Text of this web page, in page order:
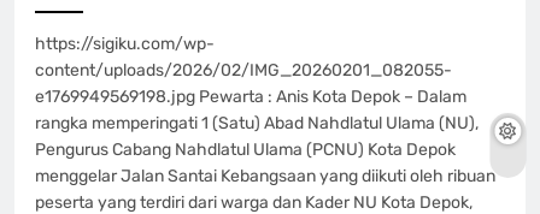
https://sigiku.com/wp-
content/uploads/2026/02/IMG_20260201_082055-
e1769949569198.jpg Pewarta : Anis Kota Depok – Dalam
rangka memperingati 1 (Satu) Abad Nahdlatul Ulama (NU),
Pengurus Cabang Nahdlatul Ulama (PCNU) Kota Depok
menggelar Jalan Santai Kebangsaan yang diikuti oleh ribuan
peserta yang terdiri dari warga dan Kader NU Kota Depok,